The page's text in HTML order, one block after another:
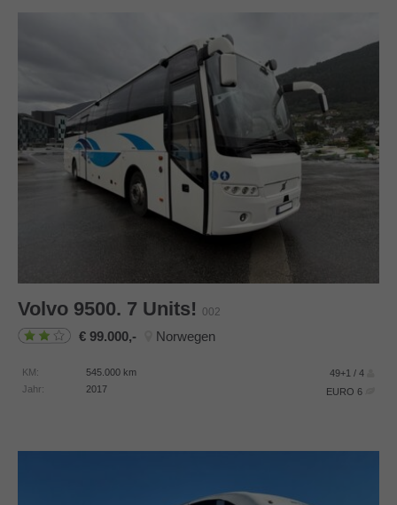
Volvo 9500. 7 Units! 002
99.000,- Norwegen
KM: 545.000 km
Jahr:
2017
49+1 / 4
EURO 6